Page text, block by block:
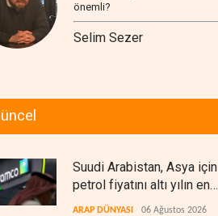
önemli?
Selim Sezer
Suudi Arabistan, Asya için
petrol fiyatını altı yılın en
düşüğüne indirdi
ARAP DÜNYASI 06 Ağustos 2026